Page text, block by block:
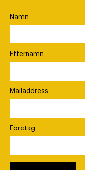
Namn
Efternamn
Mailaddress
Företag